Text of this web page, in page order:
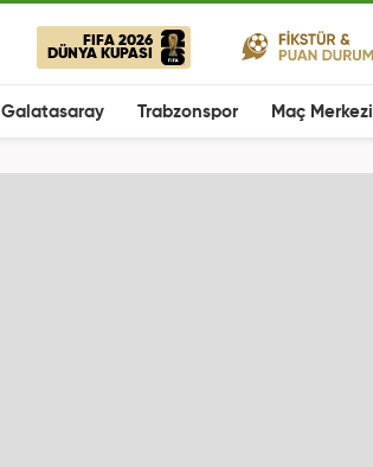
FIFA 2026
DÜNYA KUPASI
Galatasaray Trabzonspor Maç Merkezi